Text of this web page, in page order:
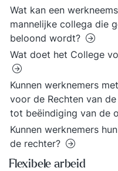
Wat kan een
mannelijke collega die
beloond wordt?
Wat doet het College
Kunnen werknemers
voor de Rechten van
tot beëindiging van de
Kunnen werknemers
de rechter?
Flexibele arbeid